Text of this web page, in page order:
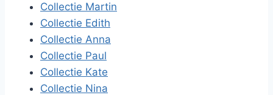
Collectie Martin
Collectie Edith
Collectie Anna
Collectie Paul
Collectie Kate
Collectie Nina